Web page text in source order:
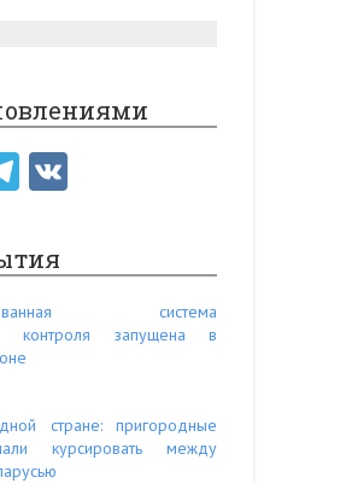
система
контроля запущена в
стране: пригородные
курсировать между